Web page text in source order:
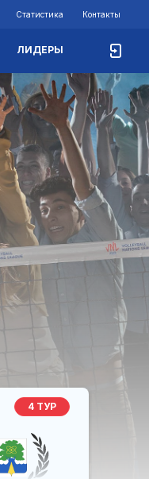
Статистика Контакты
ЛИДЕРЫ
4 ТУР